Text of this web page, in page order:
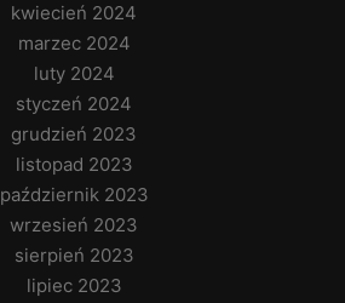
kwiecień 2024
marzec 2024
luty 2024
styczeń 2024
grudzień 2023
listopad 2023
październik 2023
wrzesień 2023
sierpień 2023
lipiec 2023